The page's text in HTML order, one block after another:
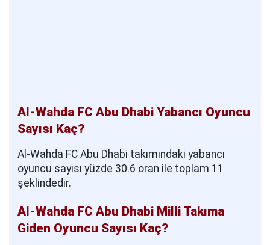
Al-Wahda FC Abu Dhabi Yabancı Oyuncu
Sayısı Kaç?
Al-Wahda FC Abu Dhabi takımındaki yabancı
oyuncu sayısı yüzde 30.6 oran ile toplam 11
şeklindedir.
Al-Wahda FC Abu Dhabi Milli Takıma
Giden Oyuncu Sayısı Kaç?